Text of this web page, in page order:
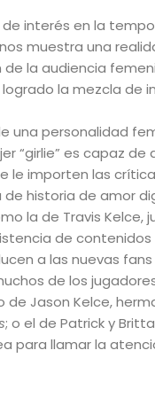
interés en la
muestra una
la audiencia
la mezcla de
una personalidad
“girlie” es capaz
le importen las
historia de amor
la de Travis Kelce,
de
a las nuevas
de los
de Jason Kelce,
; o el de Patrick y
para llamar la